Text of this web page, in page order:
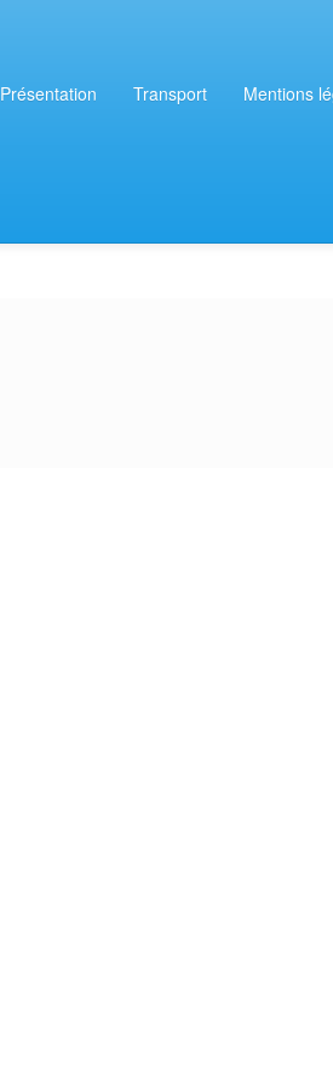
Présentation Transport Mentions